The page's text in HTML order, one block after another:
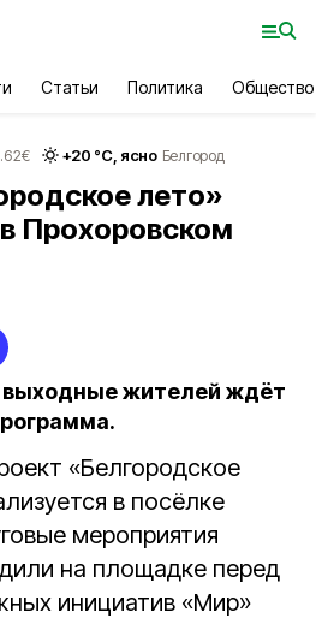
Статьи Политика Общество
€ +20 °С, ясно Белгород
лето»
Прохоровском
жителей ждёт
«Белгородское
в посёлке
мероприятия
на площадке перед
инициатив «Мир»